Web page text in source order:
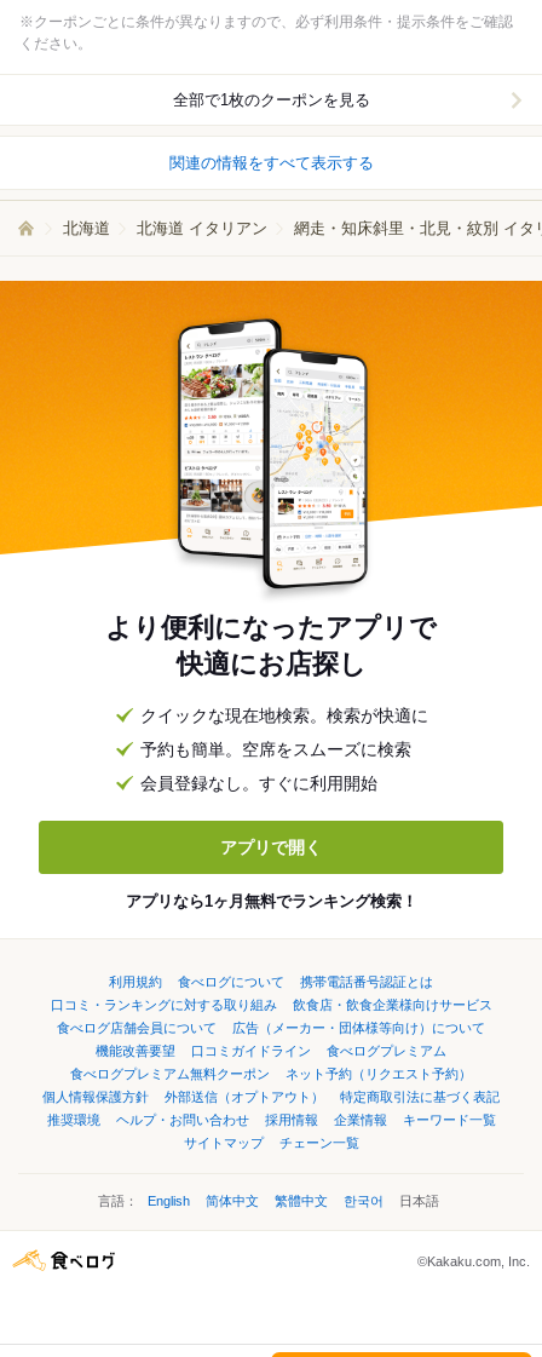
※クーポンごとに条件が異なりますので、必ず利用条件・提示条件をご確認
ください。
全部で1枚のクーポンを見る
関連の情報をすべて表示する
北海道 北海道 イタリアン 網走・知床斜里・北見・紋別 イタ
より便利になったアプリで
快適にお店探し
クイックな現在地検索。検索が快適に
予約も簡単。空席をスムーズに検索
会員登録なし。すぐに利用開始
アプリで開く
アプリなら1ヶ月無料でランキング検索！
利用規約 食べログについて
携帯電話番号認証とは
口コミ・ランキングに対する取り組み
飲食店・飲食企業様向けサービス
食べログ店舗会員について
広告（メーカー・団体様等向け）について
機能改善要望
口コミガイドライン
食べログプレミアム
食べログプレミアム無料クーポン
ネット予約（リクエスト予約）
個人情報保護方針
外部送信（オプトアウト）
特定商取引法に基づく表記
推奨環境
ヘルプ・お問い合わせ 採用情報 企業情報
キーワード一覧
サイトマップ
チェーン一覧
言語： English 简体中文 繁體中文 한국어 日本語
©Kakaku.com, Inc.